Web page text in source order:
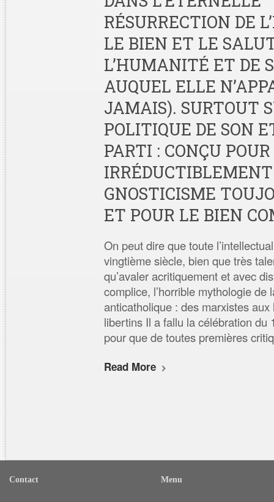
RÉSURRECTION DE
LE BIEN ET LE
L’HUMANITÉ ET DE
AUQUEL ELLE
JAMAIS). SURTOUT
POLITIQUE DE SON
PARTI : CONÇU
GNOSTICISME
ET POUR LE BIEN
On peut dire que toute
vingtième siècle, bien que très
qu’avaler acritiquement et avec
complice, l’horrible mythologie de
anticatholique : des marxistes
libertins Il a fallu la célébration du
pour que de toutes premières
Read More
Contact Menu